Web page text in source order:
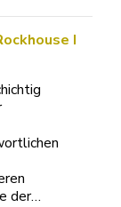
I
der…